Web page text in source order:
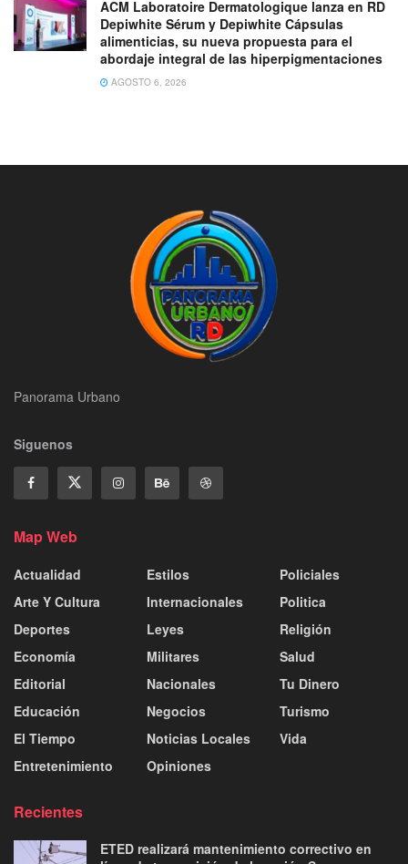
ACM Laboratoire Dermatologique lanza en RD
Depiwhite Sérum y Depiwhite Cápsulas
alimenticias, su nueva propuesta para el
abordaje integral de las hiperpigmentaciones
AGOSTO 6, 2026
Panorama Urbano
Siguenos
Map Web
Actualidad
Arte Y Cultura
Deportes
Economía
Editorial
Educación
El Tiempo
Entretenimiento
Estilos
Internacionales
Leyes
Militares
Nacionales
Negocios
Noticias Locales
Opiniones
Policiales
Politica
Religión
Salud
Tu Dinero
Turismo
Vida
Recientes
ETED realizará mantenimiento correctivo en